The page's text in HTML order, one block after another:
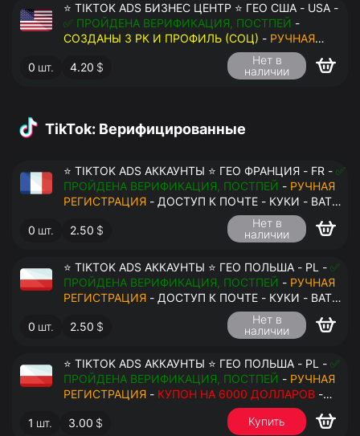
⭐ TIKTOK ADS БИЗНЕС ЦЕНТР ⭐ ГЕО США - USA -
✅ ПРОЙДЕНА ВЕРИФИКАЦИЯ, ПОСТПЕЙ -
СОЗДАНЫ 3 РК И ПРОФИЛЬ (СОЦ) - РУЧНАЯ
- ДОСТУП К ПОЧТЕ - КУКИ - ВАТ
ЗАПОЛНЕН - ПЕРЕДАЧА В АНТИДЕТЕКТ
0 шт. 4.20 $
Нет в
наличии
TikTok: Верифицированные
⭐ TIKTOK ADS АККАУНТЫ ⭐ ГЕО ФРАНЦИЯ - FR - ✅
ПРОЙДЕНА ВЕРИФИКАЦИЯ, ПОСТПЕЙ - РУЧНАЯ
РЕГИСТРАЦИЯ - ДОСТУП К ПОЧТЕ - КУКИ - ВАТ
ЗАПОЛНЕН - ПЕРЕДАЧА В АНТИДЕТЕКТ
0 шт. 2.50 $
Нет в
наличии
⭐ TIKTOK ADS АККАУНТЫ ⭐ ГЕО ПОЛЬША - PL - ✅
ПРОЙДЕНА ВЕРИФИКАЦИЯ, ПОСТПЕЙ - РУЧНАЯ
РЕГИСТРАЦИЯ - ДОСТУП К ПОЧТЕ - КУКИ - ВАТ
ЗАПОЛНЕН - ПЕРЕДАЧА В АНТИДЕТЕКТ
0 шт. 2.50 $
Нет в
наличии
⭐ TIKTOK ADS АККАУНТЫ ⭐ ГЕО ПОЛЬША - PL - ✅
ПРОЙДЕНА ВЕРИФИКАЦИЯ, ПОСТПЕЙ - РУЧНАЯ
РЕГИСТРАЦИЯ - КУПОН НА 6000 ДОЛЛАРОВ -
ДОСТУП К ПОЧТЕ - КУКИ - ВАТ ЗАПОЛНЕН -
ПЕРЕДАЧА В АНТИДЕТЕКТ
1 шт. 3.00 $ Купить